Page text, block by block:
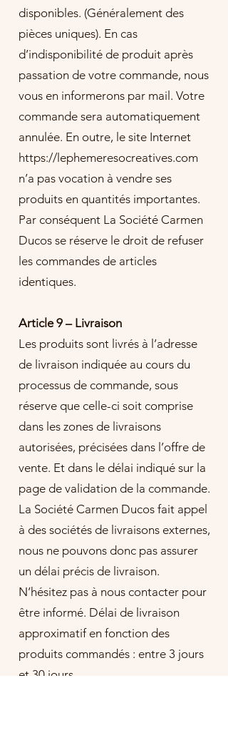
disponibles. (Généralement des
pièces uniques). En cas
d’indisponibilité de produit après
passation de votre commande, nous
vous en informerons par mail. Votre
commande sera automatiquement
annulée. En outre, le site Internet
https://lephemeresocreatives.com
n’a pas vocation à vendre ses
produits en quantités importantes.
Par conséquent La Société Carmen
Ducos se réserve le droit de refuser
les commandes de articles
identiques.
Article 9 – Livraison
Les produits sont livrés à l’adresse
de livraison indiquée au cours du
processus de commande, sous
réserve que celle-ci soit comprise
dans les zones de livraisons
autorisées, précisées dans l’offre de
vente. Et dans le délai indiqué sur la
page de validation de la commande.
La Société Carmen Ducos fait appel
à des sociétés de livraisons externes,
nous ne pouvons donc pas assurer
un délai précis de livraison.
N’hésitez pas à nous contacter pour
être informé. Délai de livraison
approximatif en fonction des
produits commandés : entre 3 jours
et 30 jours